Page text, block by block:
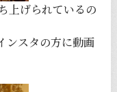
上げられているの
ンスタの方に動画